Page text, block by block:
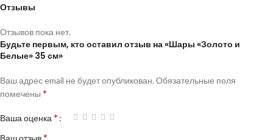
Отзывы
Отзывов пока нет.
Будьте первым, кто оставил отзыв на «Шары «Золото и
Белые» 35 см»
Ваш адрес email не будет опубликован. Обязательные поля
помечены *
Ваша оценка *
Ваш отзыв*